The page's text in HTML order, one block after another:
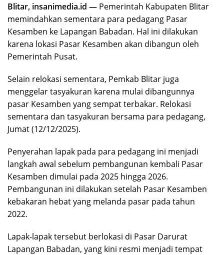
Blitar, insanimedia.id — Pemerintah Kabupaten Blitar
memindahkan sementara para pedagang Pasar
Kesamben ke Lapangan Babadan. Hal ini dilakukan
karena lokasi Pasar Kesamben akan dibangun oleh
Pemerintah Pusat.
Selain relokasi sementara, Pemkab Blitar juga
menggelar tasyakuran karena mulai dibangunnya
pasar Kesamben yang sempat terbakar. Relokasi
sementara dan tasyakuran bersama para pedagang,
Jumat (12/12/2025).
Penyerahan lapak pada para pedagang ini menjadi
langkah awal sebelum pembangunan kembali Pasar
Kesamben dimulai pada 2025 hingga 2026.
Pembangunan ini dilakukan setelah Pasar Kesamben
kebakaran hebat yang melanda pasar pada tahun
2022.
Lapak-lapak tersebut berlokasi di Pasar Darurat
Lapangan Babadan, yang kini resmi menjadi tempat